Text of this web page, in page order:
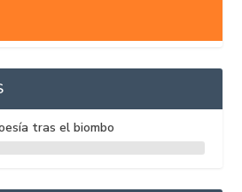
tras el biombo